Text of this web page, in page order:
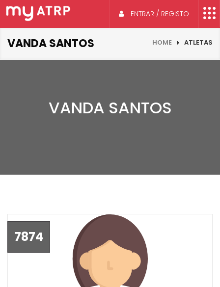
ENTRAR / REGISTO
VANDA SANTOS HOME ATLETAS
VANDA SANTOS
7874